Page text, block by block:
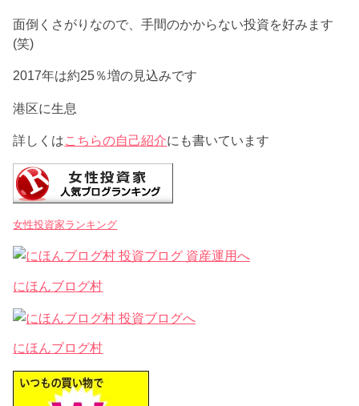
面倒くさがりなので、手間のかからない投資を好みます
(笑)
2017年は約25％増の見込みです
港区に生息
詳しくはこちらの自己紹介にも書いています
女性投資家ランキング
にほんブログ村
にほんブログ村